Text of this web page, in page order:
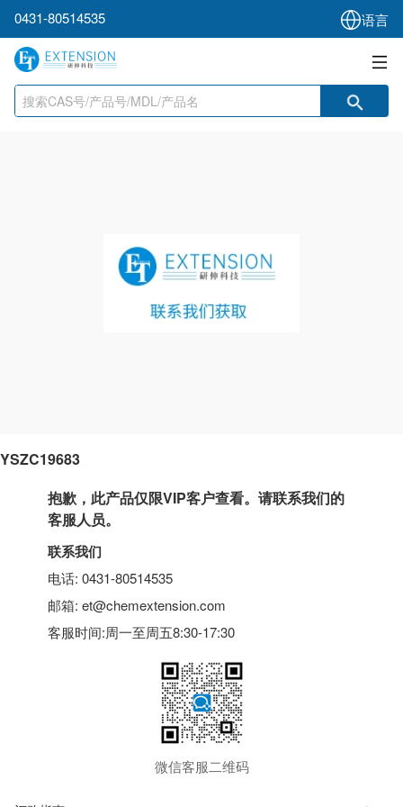
0431-80514535 语言
YSZC19683
抱歉，此产品仅限VIP客户查看。请联系我们的
客服人员。
联系我们
电话: 0431-80514535
邮箱: et@chemextension.com
客服时间:周一至周五8:30-17:30
微信客服二维码